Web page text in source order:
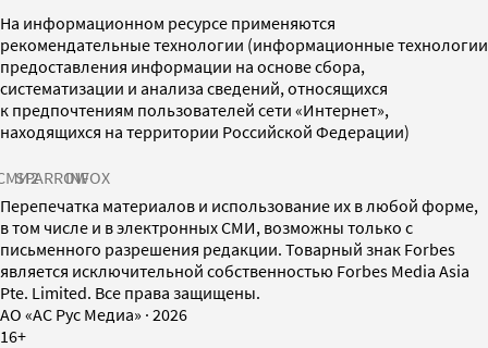
На информационном ресурсе применяются
рекомендательные технологии (информационные технологии
предоставления информации на основе сбора,
систематизации и анализа сведений, относящихся
к предпочтениям пользователей сети «Интернет»,
находящихся на территории Российской Федерации)
SPARROWINFOX
Перепечатка материалов и использование их в любой форме,
в том числе и в электронных СМИ, возможны только с
письменного разрешения редакции. Товарный знак Forbes
является исключительной собственностью Forbes Media Asia
Pte. Limited. Все права защищены.
AO «АС Рус Медиа» · 2026
16+